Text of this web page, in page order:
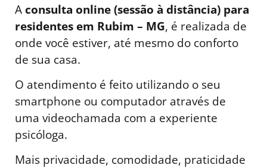
Aconsulta online (sessão à distância) para
residentes em Rubim – MG, é realizada de
onde você estiver, até mesmo do conforto
de sua casa.
O atendimento é feito utilizando o seu
smartphone ou computador através de
uma videochamada com a experiente
psicóloga.
Mais privacidade, comodidade, praticidade